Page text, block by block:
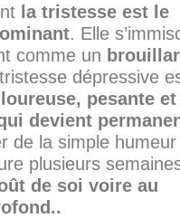
la tristesse est le
. Elle
comme un
dépressive
pesante et
devient
de la simple humeur
plusieurs
de soi voire au